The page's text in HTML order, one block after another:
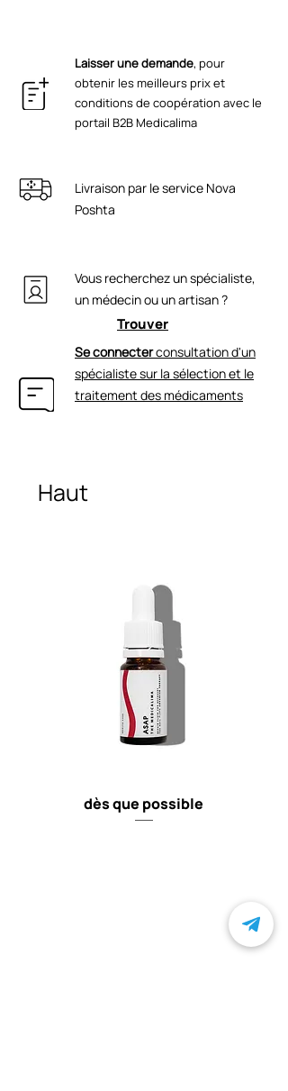
panthénol, sodium Hyaluronate [LMW],
acétate de tocophéryle, argent C, cuivre
C, zinc C, polymère croisé d'alkyle-
acrylate, taurine, Microker PE,
cuivre, magnésium, fer, Silice],
Limonène.
Laisser une demande, pour
obtenir les meilleurs prix et
conditions de coopération avec le
portail B2B Medicalima
Livraison par le service Nova
Poshta
Vous recherchez un spécialiste,
un médecin ou un artisan ?
Trouver
Se connecterconsultation d'un
spécialiste sur la sélection et le
traitement des médicaments
Haut
dès que possible